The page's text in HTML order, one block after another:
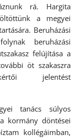
rá. Hargita
a megyei
Beruházási
beruházási
felújítása a
öt szakaszra
jelentést
tanács súlyos
kormány döntései
kollégáimban,